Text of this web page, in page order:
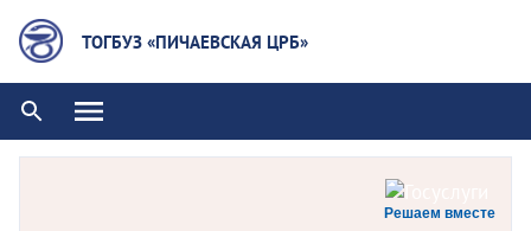
ТОГБУЗ «ПИЧАЕВСКАЯ ЦРБ»
Решаем вместе